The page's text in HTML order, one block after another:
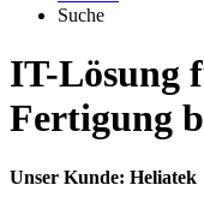
Suche
IT-Lösung
Fertigung
Unser Kunde: Heliatek